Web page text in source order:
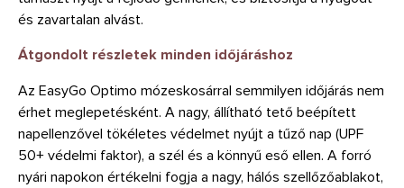
és zavartalan alvást.
Átgondolt részletek minden időjáráshoz
Az EasyGo Optimo mózeskosárral semmilyen időjárás nem
érhet meglepetésként. A nagy, állítható tető beépített
napellenzővel tökéletes védelmet nyújt a tűző nap (UPF
50+ védelmi faktor), a szél és a könnyű eső ellen. A forró
nyári napokon értékelni fogja a nagy, hálós szellőzőablakot,